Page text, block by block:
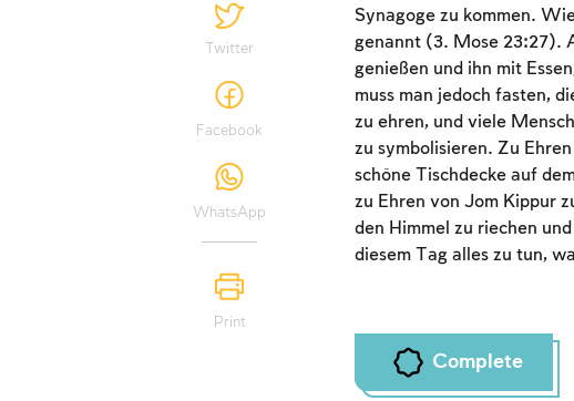
Twitter
Facebook
WhatsApp
Print
Synagoge zu kommen.
genannt (3. Mose 23:27).
genießen und ihn mit
muss man jedoch fasten,
zu ehren, und viele
zu symbolisieren. Zu
schöne Tischdecke auf
zu Ehren von Jom Kippur
den Himmel zu riechen
diesem Tag alles zu tun,
Complete
To